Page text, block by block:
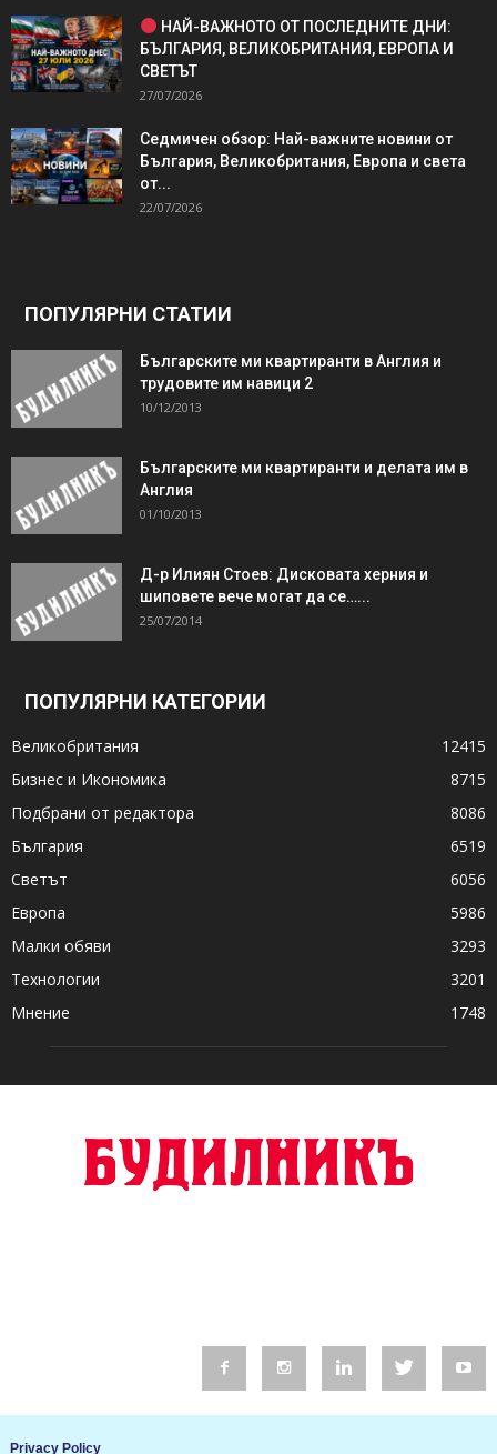
НАЙ-ВАЖНОТО ОТ ПОСЛЕДНИТЕ ДНИ:
БЪЛГАРИЯ, ВЕЛИКОБРИТАНИЯ, ЕВРОПА И
СВЕТЪТ
27/07/2026
Седмичен обзор: Най-важните новини от
България, Великобритания, Европа и света
от...
22/07/2026
ПОПУЛЯРНИ СТАТИИ
Българските ми квартиранти в Англия и
трудовите им навици 2
10/12/2013
Българските ми квартиранти и делата им в
Англия
01/10/2013
Д-р Илиян Стоев: Дисковата херния и
шиповете вече могат да се…...
25/07/2014
ПОПУЛЯРНИ КАТЕГОРИИ
Великобритания
12415
Бизнес и Икономика
8715
Подбрани от редактора
8086
България
6519
Светът
6056
Европа
5986
Малки обяви
3293
Технологии
3201
Мнение
1748
Privacy Policy